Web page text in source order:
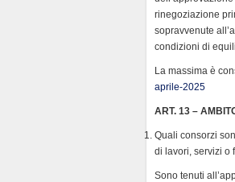
rinegoziazione
sopravvenute
condizioni di
La massima è
aprile-2025
ART. 13 –
Quali consorzi
di lavori, servizi o
Sono tenuti